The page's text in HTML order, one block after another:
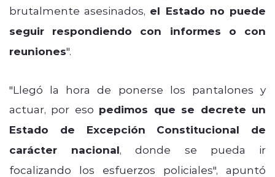
brutalmente asesinados, el Estado no puede
seguir respondiendo con informes o con
reuniones".
"Llegó la hora de ponerse los pantalones y
actuar, por eso pedimos que se decrete un
Estado de Excepción Constitucional de
carácter nacional, donde se pueda ir
focalizando los esfuerzos policiales", apuntó